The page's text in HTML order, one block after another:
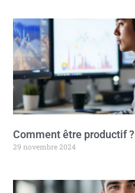
Comment être productif ?
29 novembre 2024